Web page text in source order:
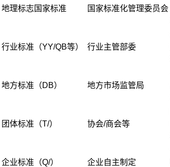
地理标志国家标准 国家标准化管理委员会
行业标准（YY/QB等） 行业主管部委
地方标准（DB） 地方市场监管局
团体标准（T/） 协会/商会等
企业标准（Q/） 企业自主制定